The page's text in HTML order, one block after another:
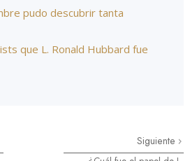
pudo descubrir tanta
que L. Ronald Hubbard fue
Siguiente